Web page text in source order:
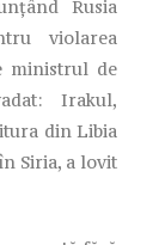
Rusia
violarea
ministrul de
Irakul,
din Libia
Siria, a lovit